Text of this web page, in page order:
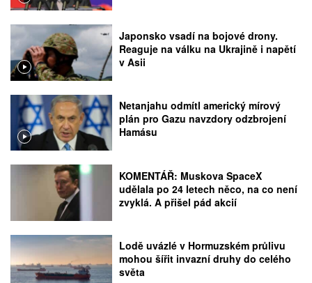
Japonsko vsadí na bojové drony.
Reaguje na válku na Ukrajině i napětí
v Asii
Netanjahu odmítl americký mírový
plán pro Gazu navzdory odzbrojení
Hamásu
KOMENTÁŘ: Muskova SpaceX
udělala po 24 letech něco, na co není
zvyklá. A přišel pád akcií
Lodě uvázlé v Hormuzském průlivu
mohou šířit invazní druhy do celého
světa